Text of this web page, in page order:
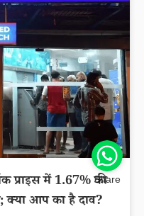
प्राइस में 1.67% की
क्या आप का है दाव?
Share